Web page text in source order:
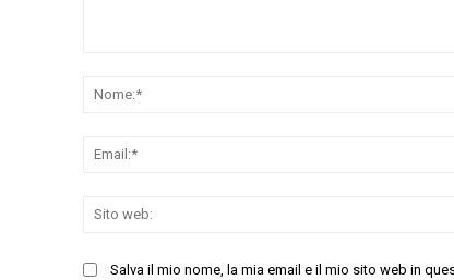
Salva il mio nome, la mia email e il mio sito web in